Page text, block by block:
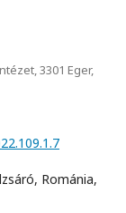
3301 Eger,
Románia,